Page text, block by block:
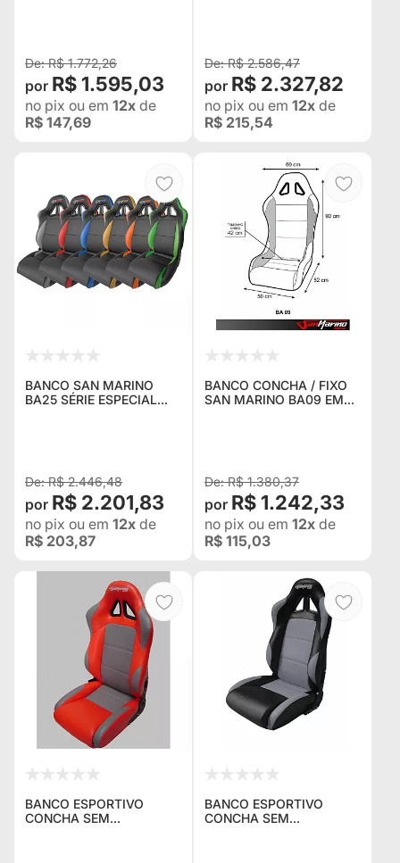
R$ 1.772,26
R$ 1.595,03
no pix ou em 12x de
R$ 147,69
R$ 2.586,47
R$ 2.327,82
no pix ou em 12x de
R$ 215,54
BANCO SAN MARINO
BA25 SÉRIE ESPECIAL
R$ 2.446,48
R$ 2.201,83
no pix ou em 12x de
R$ 203,87
BANCO CONCHA / FIXO
SAN MARINO BA09 EM
R$ 1.380,37
R$ 1.242,33
no pix ou em 12x de
R$ 115,03
BANCO ESPORTIVO
CONCHA SEM
BANCO ESPORTIVO
CONCHA SEM